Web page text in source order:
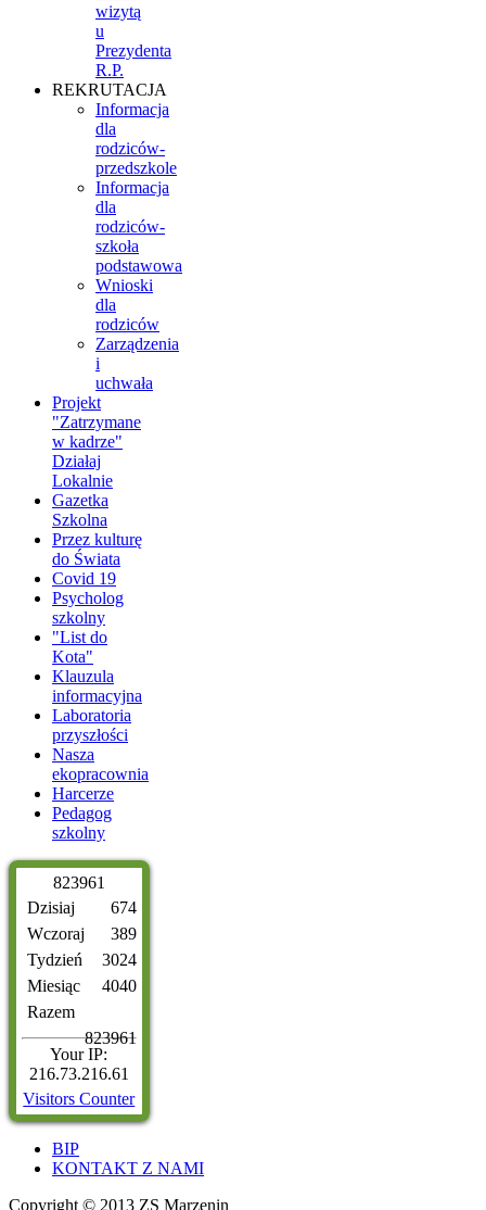
wizytą
u
Prezydenta
R.P.
REKRUTACJA
Informacja
dla
rodziców-
przedszkole
Informacja
dla
rodziców-
szkoła
podstawowa
Wnioski
dla
rodziców
Zarządzenia
i
uchwała
Projekt
"Zatrzymane
w kadrze"
Działaj
Lokalnie
Gazetka
Szkolna
Przez kulturę
do Świata
Covid 19
Psycholog
szkolny
"List do
Kota"
Klauzula
informacyjna
Laboratoria
przyszłości
Nasza
ekopracownia
Harcerze
Pedagog
szkolny
823961
Dzisiaj
Wczoraj
Tydzień
Miesiąc
Razem
674
389
3024
4040
823961
Your IP:
216.73.216.61
Visitors Counter
BIP
KONTAKT Z NAMI
Copyright © 2013 ZS Marzenin